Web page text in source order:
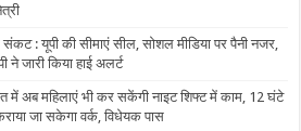
संकट : यूपी की सीमाएं सील, सोशल मीडिया पर पैनी नजर,
ने जारी किया हाई अलर्ट
में अब महिलाएं भी कर सकेंगी नाइट शिफ्ट में काम, 12 घंटे
जा सकेगा वर्क, विधेयक पास